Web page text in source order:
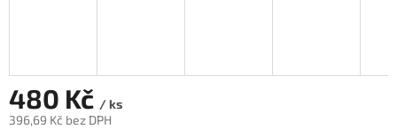
480 Kč / ks
396,69 Kč bez DPH